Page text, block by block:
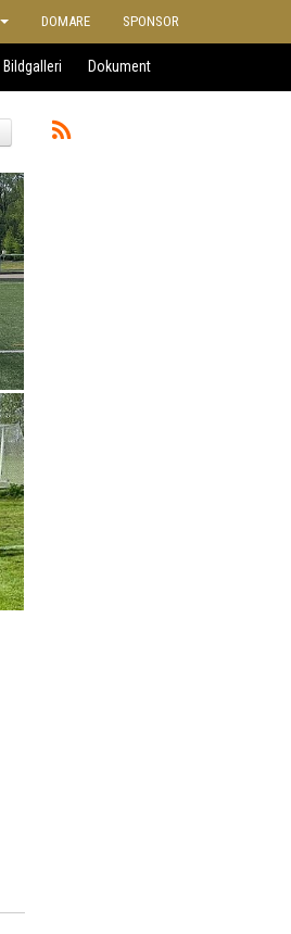
DOMARE SPONSOR
Bildgalleri Dokument